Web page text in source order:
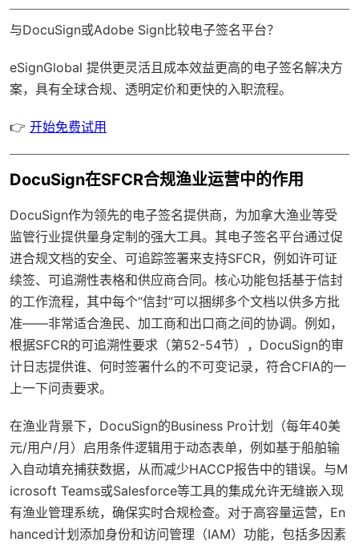
与DocuSign或Adobe Sign比较电子签名平台？
eSignGlobal 提供更灵活且成本效益更高的电子签名解决方
案，具有全球合规、透明定价和更快的入职流程。
👉 开始免费试用
DocuSign在SFCR合规渔业运营中的作用
DocuSign作为领先的电子签名提供商，为加拿大渔业等受
监管行业提供量身定制的强大工具。其电子签名平台通过促
进合规文档的安全、可追踪签署来支持SFCR，例如许可证
续签、可追溯性表格和供应商合同。核心功能包括基于信封
的工作流程，其中每个“信封”可以捆绑多个文档以供多方批
准——非常适合渔民、加工商和出口商之间的协调。例如，
根据SFCR的可追溯性要求（第52-54节），DocuSign的审
计日志提供谁、何时签署什么的不可变记录，符合CFIA的一
上一下问责要求。
在渔业背景下，DocuSign的Business Pro计划（每年40美
元/用户/月）启用条件逻辑用于动态表单，例如基于船舶输
入自动填充捕获数据，从而减少HACCP报告中的错误。与M
icrosoft Teams或Salesforce等工具的集成允许无缝嵌入现
有渔业管理系统，确保实时合规检查。对于高容量运营，En
hanced计划添加身份和访问管理（IAM）功能，包括多因素